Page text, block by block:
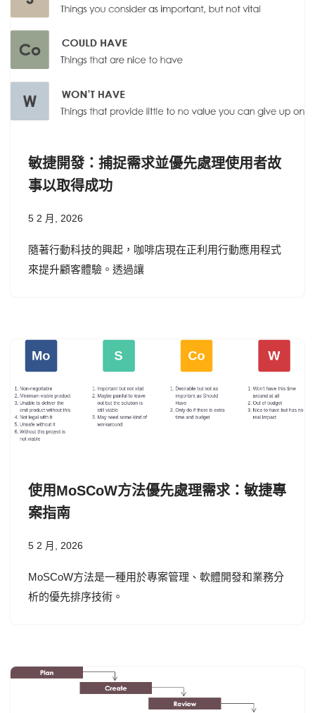
敏捷開發：捕捉需求並優先處理使用者故
事以取得成功
5 2 月, 2026
隨著行動科技的興起，咖啡店現在正利用行動應用程式
來提升顧客體驗。透過讓
使用MoSCoW方法優先處理需求：敏捷專
案指南
5 2 月, 2026
MoSCoW方法是一種用於專案管理、軟體開發和業務分
析的優先排序技術。